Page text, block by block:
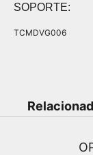
SOPORTE:
TCMDVG006